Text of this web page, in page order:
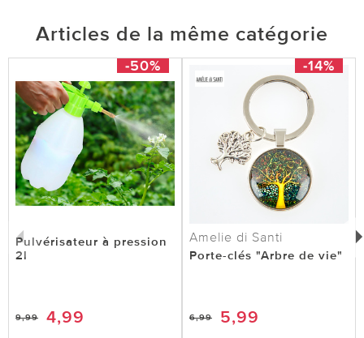
Articles de la même catégorie
-50%
Pulvérisateur à pression
2l
9,99 4,99
-14%
Amelie di Santi
Porte-clés "Arbre de vie"
6,99 5,99